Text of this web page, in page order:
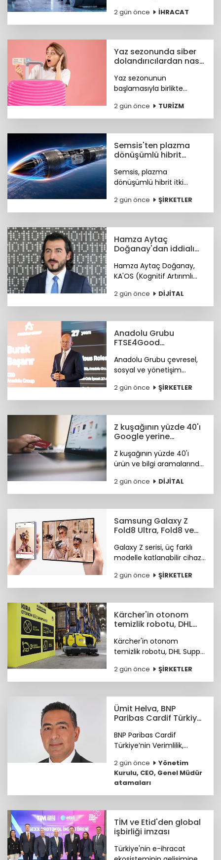
yüzde 11,7 artışla 7,2 milyar
dolara, çelik ihracatı ise
2 gün önce İHRACAT
Yaz sezonunda siber
dolandırıcılardan nasıl
Yaz sezonunun
başlamasıyla birlikte
hareketlilik, siber suçlular
için finansal kazanç odaklı
nasıl korunacağız?
2 gün önce TURİZM
Semsis'ten plazma
dönüşümlü hibrit
Semsis, plazma
dönüşümlü hibrit itki
teknik ayrıntıları duyurdu.
2 gün önce ŞİRKETLER
Hamza Aytaç
Doğanay'dan iddialı
Hamza Aytaç Doğanay,
KA'OS (Kognitif Artırımlı
siber güvenlik yazılımları
konusunda iddialı.
2 gün önce DİJİTAL
Anadolu Grubu
FTSE4Good
Anadolu Grubu çevresel,
sosyal ve yönetişim
yaklaşımı ile FTSE4Good
Endeksi’nde.
2 gün önce ŞİRKETLER
Z kuşağının yüzde 40'ı
Google yerine
yapıyor
Z kuşağının yüzde 40'ı
ürün ve bilgi aramalarında
Araştırma ayrıca
Instagram ve TikTok'un
önde olduğunu öne
çıkardı.
2 gün önce DİJİTAL
Samsung Galaxy Z
Fold8 Ultra, Fold8 ve
marketlerde
Galaxy Z serisi, üç farklı
modelle katlanabilir cihaz
sayfa açıyor.
2 gün önce ŞİRKETLER
Kärcher'in otonom
temizlik robotu, DHL
Kärcher'in otonom
temizlik robotu, DHL Supply
göreve başladı.
2 gün önce ŞİRKETLER
Ümit Helva, BNP
Paribas Cardif Türkiye
BNP Paribas Cardif
Türkiye’nin Verimlilik,
Operasyondan Sorumlu
Genel Müdür Yardımcılığı
görevine Ümit Helva
atandı.
2 gün önce
Yönetim
Kurulu, CEO, Genel Müdür
atamaları
TİM ve Etid'den global
işbirliği imzası
Türkiye'nin e-ihracat